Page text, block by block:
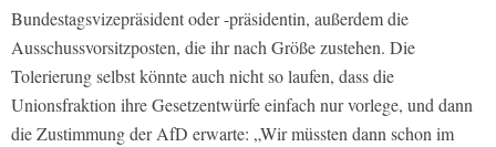
Bundestagsvizepräsident oder -präsidentin, außerdem die
Ausschussvorsitzposten, die ihr nach Größe zustehen. Die
Tolerierung selbst könnte auch nicht so laufen, dass die
Unionsfraktion ihre Gesetzentwürfe einfach nur vorlege, und dann
die Zustimmung der AfD erwarte: „Wir müssten dann schon im